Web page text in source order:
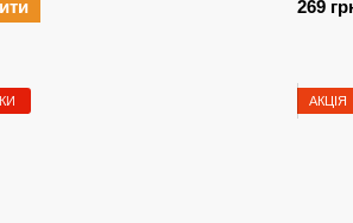
269
АКЦІЯ